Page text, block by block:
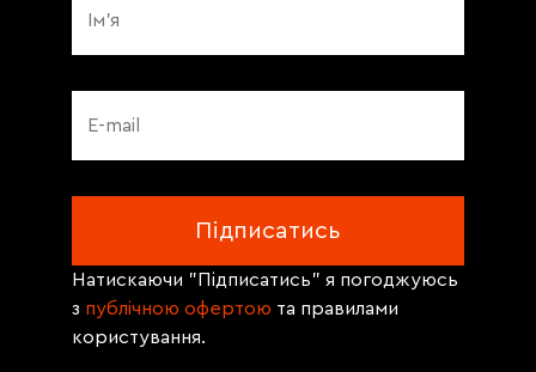
Натискаючи "Підписатись" я погоджуюсь
з публічною офертою та правилами
користування.